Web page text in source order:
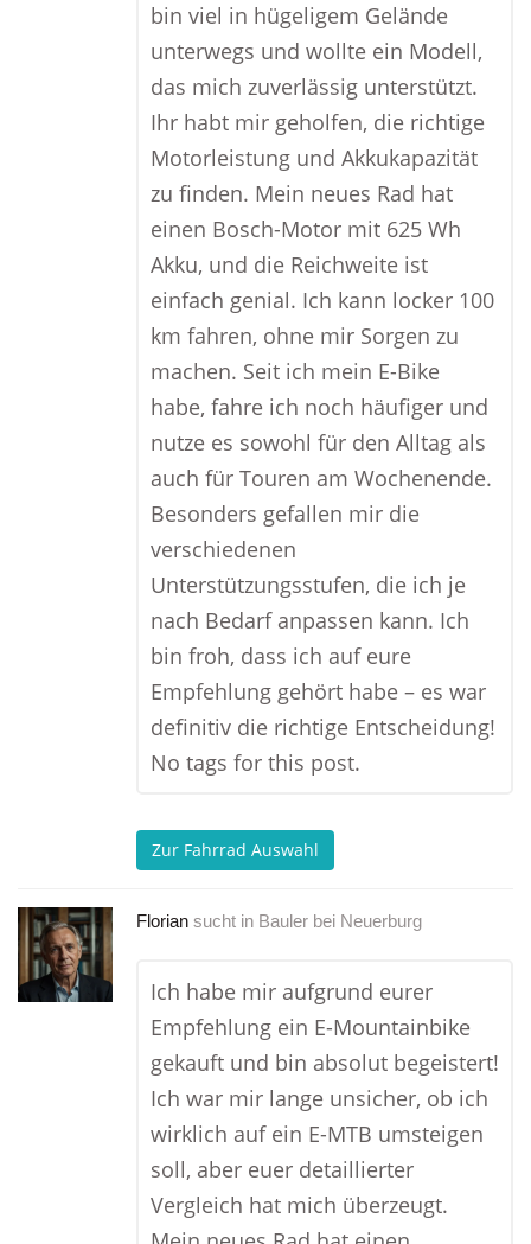
bin viel in hügeligem Gelände
unterwegs und wollte ein Modell,
das mich zuverlässig unterstützt.
Ihr habt mir geholfen, die richtige
Motorleistung und Akkukapazität
zu finden. Mein neues Rad hat
einen Bosch-Motor mit 625 Wh
Akku, und die Reichweite ist
einfach genial. Ich kann locker 100
km fahren, ohne mir Sorgen zu
machen. Seit ich mein E-Bike
habe, fahre ich noch häufiger und
nutze es sowohl für den Alltag als
auch für Touren am Wochenende.
Besonders gefallen mir die
verschiedenen
Unterstützungsstufen, die ich je
nach Bedarf anpassen kann. Ich
bin froh, dass ich auf eure
Empfehlung gehört habe – es war
definitiv die richtige Entscheidung!
No tags for this post.
Zur Fahrrad Auswahl
Florian sucht in Bauler bei Neuerburg
Ich habe mir aufgrund eurer
Empfehlung ein E-Mountainbike
gekauft und bin absolut begeistert!
Ich war mir lange unsicher, ob ich
wirklich auf ein E-MTB umsteigen
soll, aber euer detaillierter
Vergleich hat mich überzeugt.